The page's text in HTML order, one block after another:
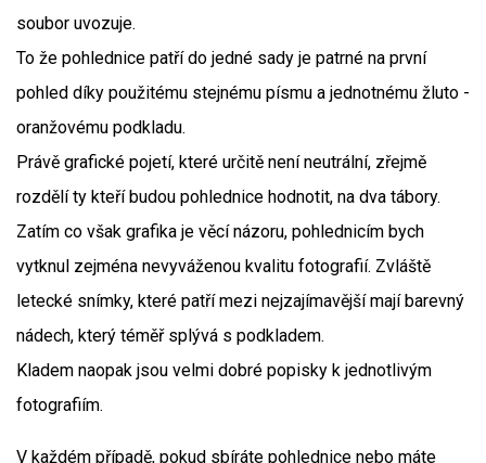
soubor uvozuje.
To že pohlednice patří do jedné sady je patrné na první
pohled díky použitému stejnému písmu a jednotnému žluto -
oranžovému podkladu.
Právě grafické pojetí, které určitě není neutrální, zřejmě
rozdělí ty kteří budou pohlednice hodnotit, na dva tábory.
Zatím co však grafika je věcí názoru, pohlednicím bych
vytknul zejména nevyváženou kvalitu fotografií. Zvláště
letecké snímky, které patří mezi nejzajímavější mají barevný
nádech, který téměř splývá s podkladem.
Kladem naopak jsou velmi dobré popisky k jednotlivým
fotografiím.
V každém případě, pokud sbíráte pohlednice nebo máte